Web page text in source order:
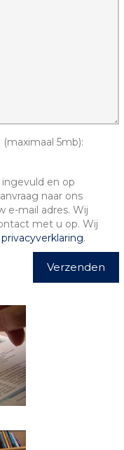
5mb):
en op
naar ons
e-mail adres. Wij
met u op. Wij
privacyverklaring.